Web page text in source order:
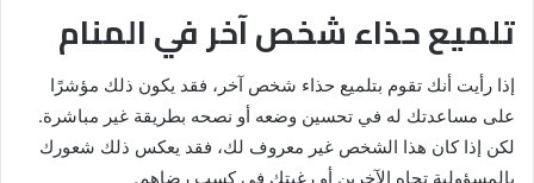
تلميع حذاء شخص آخر في المنام
إذا رأيت أنك تقوم بتلميع حذاء شخص آخر، فقد يكون ذلك مؤشرًا
على مساعدتك له في تحسين وضعه أو نصحه بطريقة غير مباشرة.
لكن إذا كان هذا الشخص غير معروف لك، فقد يعكس ذلك شعورك
بالمسؤولية تجاه الآخرين أو رغبتك في كسب رضاهم.